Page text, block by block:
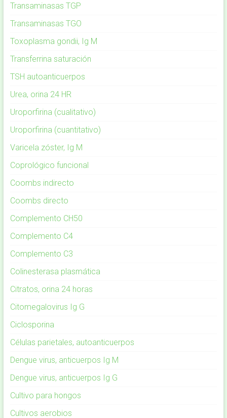
Transaminasas TGP
Transaminasas TGO
Toxoplasma gondii, Ig M
Transferrina saturación
TSH autoanticuerpos
Urea, orina 24 HR
Uroporfirina (cualitativo)
Uroporfirina (cuantitativo)
Varicela zóster, Ig M
Coprológico funcional
Coombs indirecto
Coombs directo
Complemento CH50
Complemento C4
Complemento C3
Colinesterasa plasmática
Citratos, orina 24 horas
Citomegalovirus Ig G
Ciclosporina
Células parietales, autoanticuerpos
Dengue virus, anticuerpos Ig M
Dengue virus, anticuerpos Ig G
Cultivo para hongos
Cultivos aerobios